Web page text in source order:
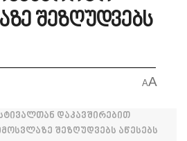
შეზღუდვებს
AA